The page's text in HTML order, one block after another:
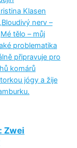
Klasen
nerv –
tělo – můj
problematika
připravuje pro
komárů
jógy a žije
Zwei